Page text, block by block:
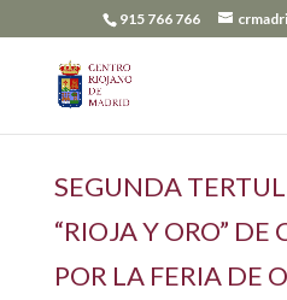
915 766 766
SEGUNDA
“RIOJA Y ORO”
POR LA FERIA DE